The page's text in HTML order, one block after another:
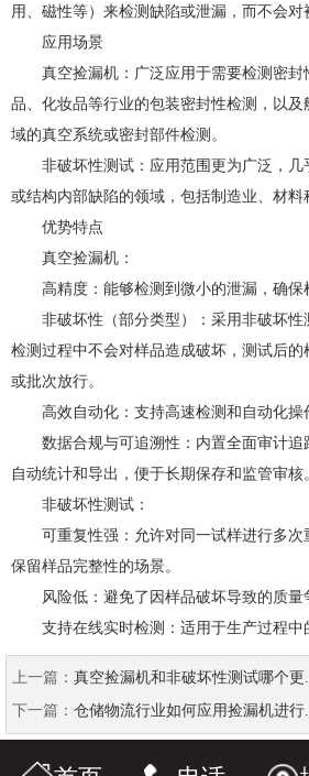
用、磁性等）来检测缺陷或泄漏，而不会对
应用场景
真空捡漏机：广泛应用于需要检测密封
品、化妆品等行业的包装密封性检测，以
域的真空系统或密封部件检测。
非破坏性测试：应用范围更为广泛，几
或结构内部缺陷的领域，包括制造业、材料
优势特点
真空捡漏机：
高精度：能够检测到微小的泄漏，确保
非破坏性（部分类型）：采用非破坏性
检测过程中不会对样品造成破坏，测试后的
或批次放行。
高效自动化：支持高速检测和自动化操
数据合规与可追溯性：内置全面审计追
自动统计和导出，便于长期保存和监管审核
非破坏性测试：
可重复性强：允许对同一试样进行多次
保留样品完整性的场景。
风险低：避免了因样品破坏导致的质量
支持在线实时检测：适用于生产过程中
上一篇： 真空捡漏机和非破坏性测试哪个更
下一篇： 仓储物流行业如何应用捡漏机进行